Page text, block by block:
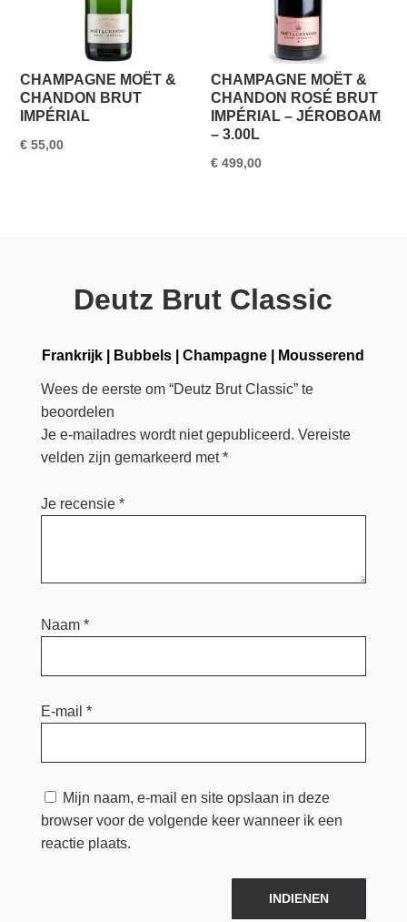
CHAMPAGNE MOËT &
CHANDON BRUT
IMPÉRIAL
€ 55,00
CHAMPAGNE MOËT &
CHANDON ROSÉ BRUT
IMPÉRIAL – JÉROBOAM
– 3.00L
€ 499,00
Deutz Brut Classic
Frankrijk Bubbels |Champagne Mousserend
Wees de eerste om “Deutz Brut Classic” te
beoordelen
Je e-mailadres wordt niet gepubliceerd. Vereiste
velden zijn gemarkeerd met*
Je recensie *
Naam *
E-mail *
Mijn naam, e-mail en site opslaan in deze
browser voor de volgende keer wanneer ik een
reactie plaats.
INDIENEN